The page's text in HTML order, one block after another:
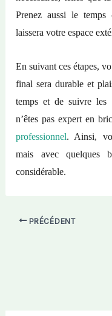
Prenez aussi le
laissera votre espace
En suivant ces étapes,
final sera durable et
temps et de suivre les
n’êtes pas expert en
professionnel. Ainsi,
mais avec quelques
considérable.
PRÉCÉDENT